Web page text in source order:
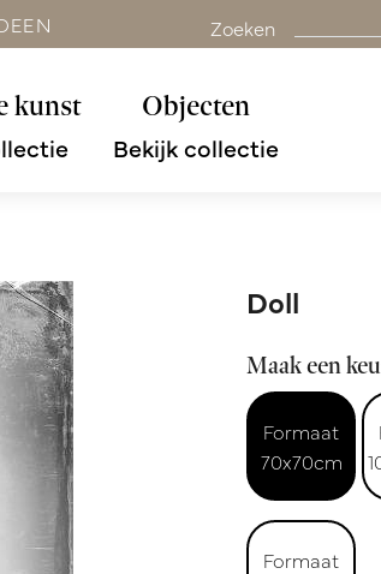
EN Zoeken
kunst Objecten
Bekijk collectie
Doll
Maak een
Formaat
70x70cm
Formaat